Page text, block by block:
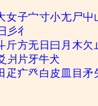
女子宀寸小尢尸屮
彡彳
斤方无 日 曰 月 木欠
爿 片牙牛犬
疋疒癶白 皮 目矛